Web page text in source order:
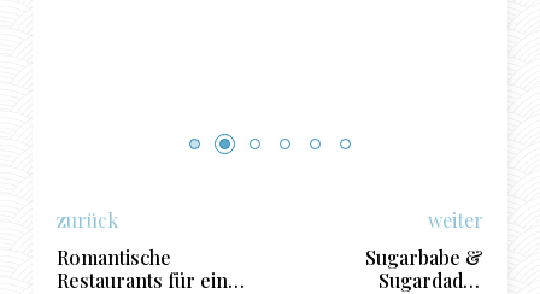
zurück
Romantische
Restaurants für ein
weiter
Sugarbabe &
Sugardaddy